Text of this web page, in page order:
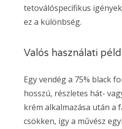
tetoválóspecifikus
ez a különbség.
Valós használati
Egy vendég a 75% black
hosszú, részletes hát-
krém alkalmazása után a
csökken, így a művész